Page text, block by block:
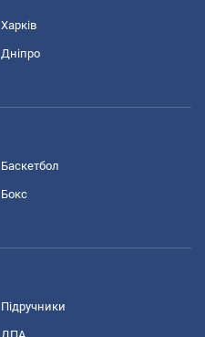
Харків
Дніпро
Баскетбол
Бокс
Підручники